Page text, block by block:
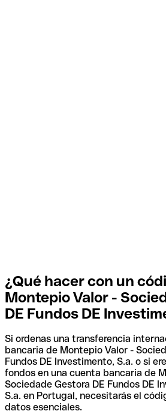
¿Qué hacer con un
Montepio Valor -
DE Fundos DE
Si ordenas una transferencia
bancaria de Montepio Valor -
Fundos DE Investimento, S.a. o si
fondos en una cuenta bancaria de
Sociedade Gestora DE Fundos DE
S.a. en Portugal, necesitarás el
datos esenciales.